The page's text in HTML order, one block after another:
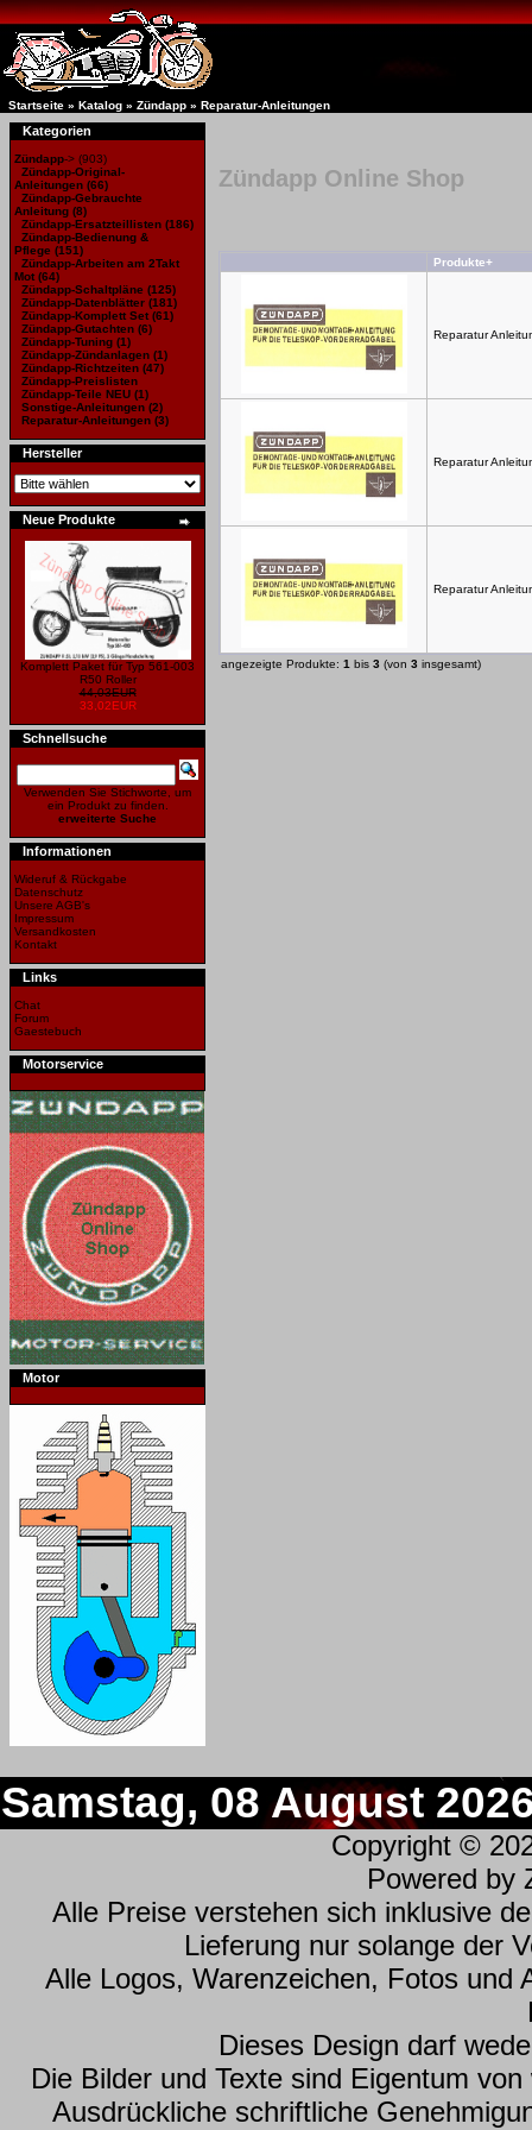
Startseite » Katalog » Zündapp » Reparatur-Anleitungen
Kategorien
Zündapp-> (903)
Zündapp-Original-
Anleitungen (66)
Zündapp-Gebrauchte
Anleitung (8)
Zündapp-Ersatzteillisten (186)
Zündapp-Bedienung &
Pflege (151)
Zündapp-Arbeiten am 2Takt
Mot (64)
Zündapp-Schaltpläne (125)
Zündapp-Datenblätter (181)
Zündapp-Komplett Set (61)
Zündapp-Gutachten (6)
Zündapp-Tuning (1)
Zündapp-Zündanlagen (1)
Zündapp-Richtzeiten (47)
Zündapp-Preislisten
Zündapp-Teile NEU (1)
Sonstige-Anleitungen (2)
Reparatur-Anleitungen (3)
Hersteller
Neue Produkte
Komplett Paket für Typ 561-003
R50 Roller
44,03EUR
33,02EUR
Schnellsuche
Verwenden Sie Stichworte, um
ein Produkt zu finden.
erweiterte Suche
Informationen
Wideruf & Rückgabe
Datenschutz
Unsere AGB's
Impressum
Versandkosten
Kontakt
Links
Chat
Forum
Gaestebuch
Motorservice
Motor
Zündapp Online Shop
Produkte+
Reparatur
Reparatur
Reparatur
angezeigte Produkte: 1 bis 3 (von 3 insgesamt)
Samstag, 08 August
Copyright ©
Powered by
Alle Preise verstehen sich inklusive
Lieferung nur solange der
Alle Logos, Warenzeichen, Fotos und
Dieses Design darf
Die Bilder und Texte sind Eigentum
Ausdrückliche schriftliche